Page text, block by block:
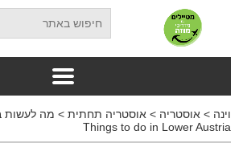
וינה > אוסטריה > אוסטריה תחתית > מה לעשות
Things to do in Lower Austria